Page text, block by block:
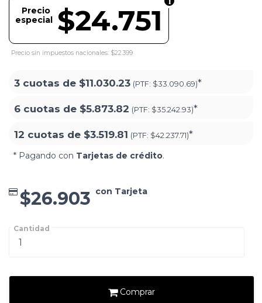
$24.751
Precio
especial
Precio sin impuestos nacionales: $22.399
3 cuotas de $11.030.23 (PTF: $33.090.69)*
6 cuotas de $5.873.82 (PTF: $35.242.93)*
12 cuotas de $3.519.81 (PTF: $42.237.71)*
* Pagando con Tarjetas de crédito.
$26.903 con Tarjeta
Cantidad
Comprar